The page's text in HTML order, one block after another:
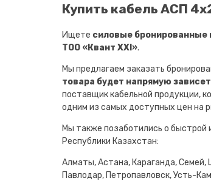
Купить кабель АСП
Ищете силовые бронированные
ТОО «Квант XXI».
Мы предлагаем заказать
товара будет напрямую
поставщик кабельной продукции,
одним из самых доступных цен на
Мы также позаботились о быстрой
Республики Казахстан:
Алматы, Астана, Караганда, Семей,
Павлодар, Петропавловск, Усть-